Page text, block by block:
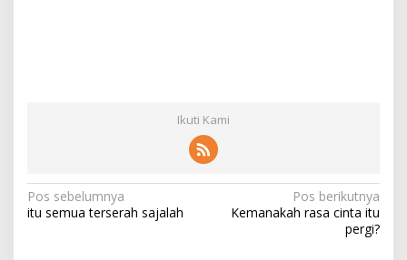
Ikuti Kami
N
a
Pos sebelumnya
itu semua terserah sajalah
Pos berikutnya
Kemanakah rasa cinta itu
pergi?